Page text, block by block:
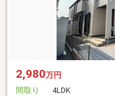
2,980万円
間取り
4LDK